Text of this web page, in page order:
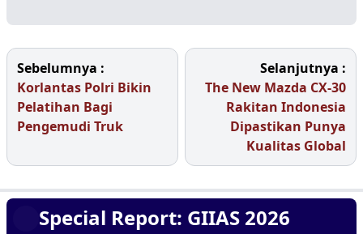
Sebelumnya :
Korlantas Polri Bikin
Pelatihan Bagi
Pengemudi Truk
Selanjutnya :
The New Mazda CX-30
Rakitan Indonesia
Dipastikan Punya
Kualitas Global
Special Report: GIIAS 2026